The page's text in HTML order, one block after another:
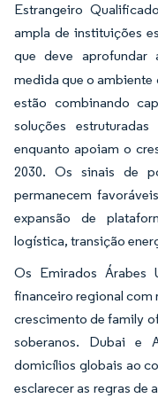
Estrangeiro
ampla de instituições
que deve aprofundar
medida que o ambiente
estão combinando
soluções
enquanto apoiam o
2030. Os sinais de
permanecem
expansão de
logística, transição
Os Emirados Árabes
financeiro regional
crescimento de family
soberanos. Dubai e
domicílios globais ao
esclarecer as regras de